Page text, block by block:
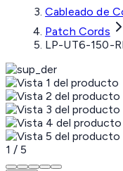
Cableado de
Patch Cords
LP-UT6-150-
1 / 5